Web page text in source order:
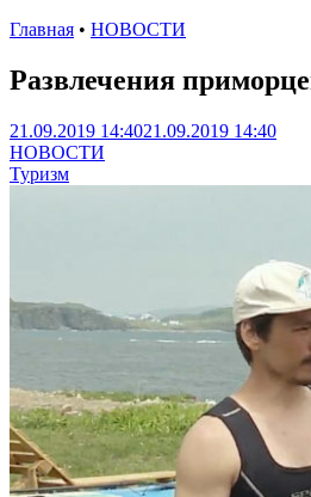
Главная • НОВОСТИ
Развлечения
21.09.2019 14:4021.09.2019 14:40
НОВОСТИ
Туризм